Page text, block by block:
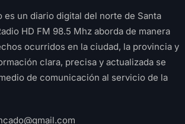
es un diario digital del norte de Santa
HD FM 98.5 Mhz aborda de manera
ocurridos en la ciudad, la provincia y
clara, precisa y actualizada se
de comunicación al servicio de la